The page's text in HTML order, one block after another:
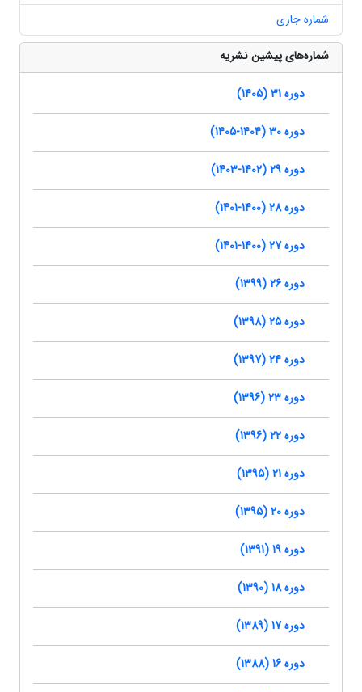
شماره جاری
شماره‌های پیشین نشریه
دوره 31 (1405)
دوره 30 (1404-1405)
دوره 29 (1402-1403)
دوره 28 (1400-1401)
دوره 27 (1400-1401)
دوره 26 (1399)
دوره 25 (1398)
دوره 24 (1397)
دوره 23 (1396)
دوره 22 (1396)
دوره 21 (1395)
دوره 20 (1395)
دوره 19 (1391)
دوره 18 (1390)
دوره 17 (1389)
دوره 16 (1388)